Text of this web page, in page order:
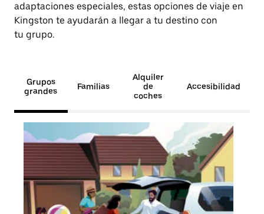
adaptaciones especiales, estas opciones de viaje en
Kingston te ayudarán a llegar a tu destino con
tu grupo.
Grupos
grandes
Familias
Alquiler
de
coches
Accesibilidad